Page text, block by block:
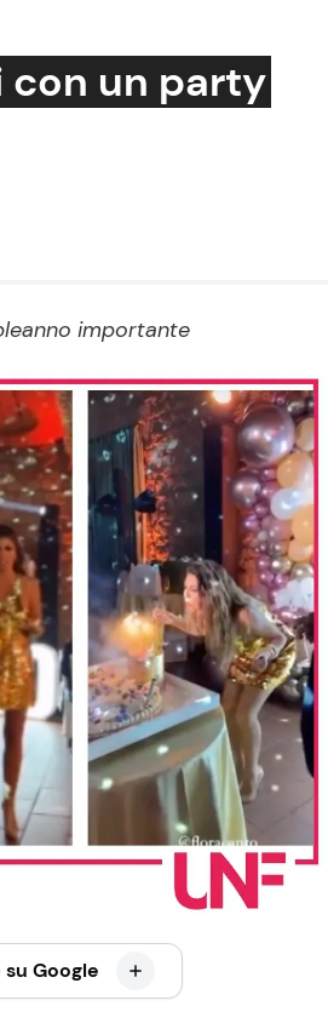
Le Ricette in TV
Ricette Facili e Veloci
Ricette Feste
Ricette per Bambini
con un party
importante
Google